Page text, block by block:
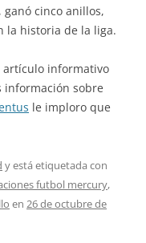
cinco anillos,
la historia de la liga.
artículo informativo
información sobre
le imploro que
y está etiquetada con
futbol mercury,
en 26 de octubre de